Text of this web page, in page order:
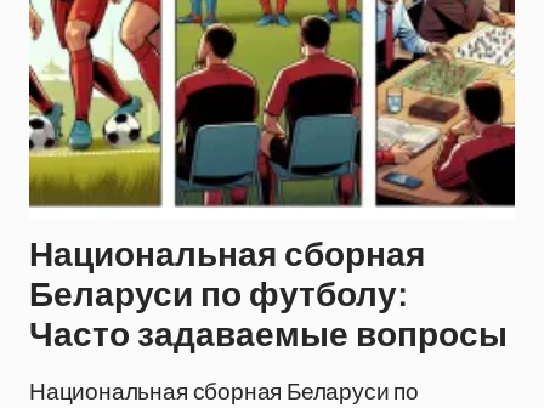
Национальная сборная
Беларуси по футболу:
Часто задаваемые вопросы
Национальная сборная Беларуси по